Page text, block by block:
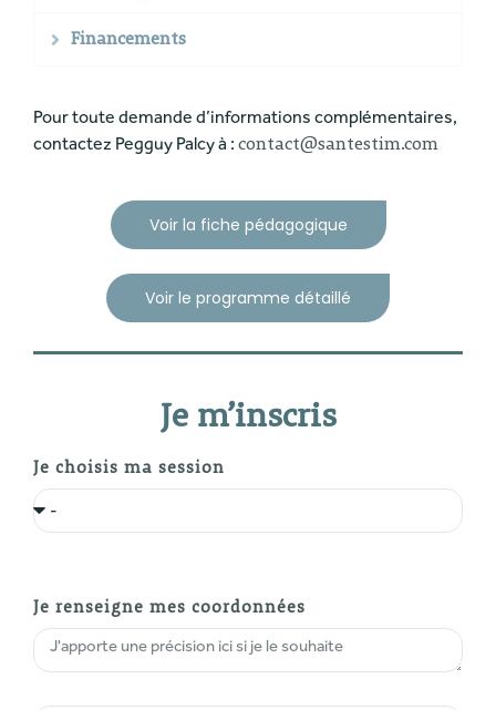
Financements
Pour toute demande d’informations complémentaires,
contactez Pegguy Palcy à : contact@santestim.com
Voir la fiche pédagogique
Voir le programme détaillé
Je m’inscris
Je choisis ma session
Je renseigne mes coordonnées